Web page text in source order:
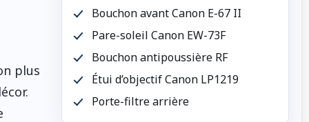
plus
Bouchon avant Canon E-67 II
Pare-soleil Canon EW-73F
Bouchon antipoussière RF
Étui d’objectif Canon LP1219
Porte-filtre arrière